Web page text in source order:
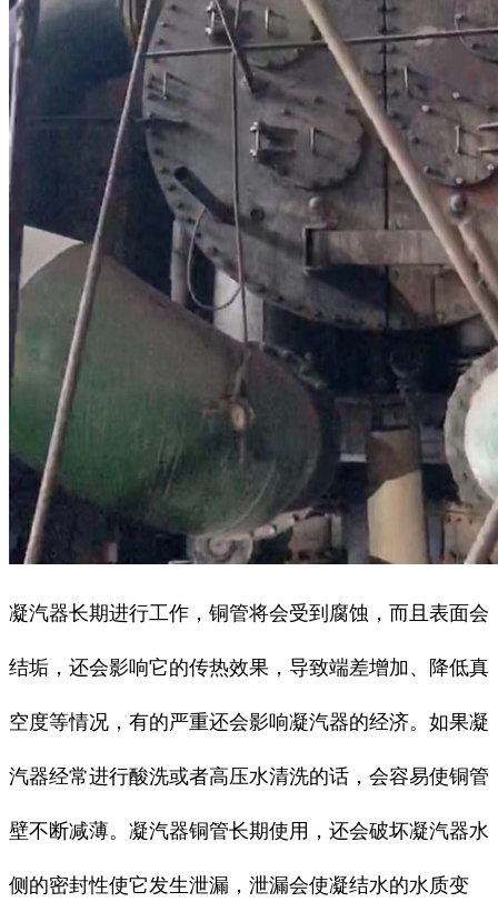
凝汽器长期进行工作，铜管将会受到腐蚀，而且表面会
结垢，还会影响它的传热效果，导致端差增加、降低真
空度等情况，有的严重还会影响凝汽器的经济。如果凝
汽器经常进行酸洗或者高压水清洗的话，会容易使铜管
壁不断减薄。凝汽器铜管长期使用，还会破坏凝汽器水
侧的密封性使它发生泄漏，泄漏会使凝结水的水质变